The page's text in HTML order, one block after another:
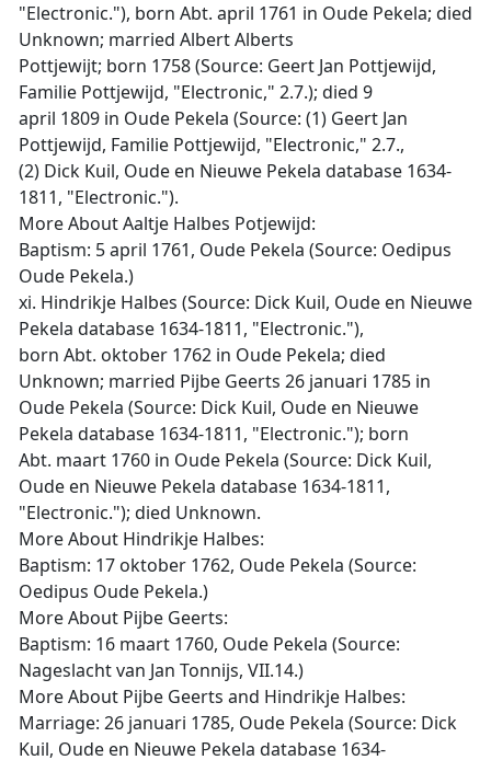
"Electronic."), born Abt. april 1761 in Oude Pekela; died
Unknown; married Albert Alberts
Pottjewijt; born 1758 (Source: Geert Jan Pottjewijd,
Familie Pottjewijd, "Electronic," 2.7.); died 9
april 1809 in Oude Pekela (Source: (1) Geert Jan
Pottjewijd, Familie Pottjewijd, "Electronic," 2.7.,
(2) Dick Kuil, Oude en Nieuwe Pekela database 1634-
1811, "Electronic.").
More About Aaltje Halbes Potjewijd:
Baptism: 5 april 1761, Oude Pekela (Source: Oedipus
Oude Pekela.)
xi. Hindrikje Halbes (Source: Dick Kuil, Oude en Nieuwe
Pekela database 1634-1811, "Electronic."),
born Abt. oktober 1762 in Oude Pekela; died
Unknown; married Pijbe Geerts 26 januari 1785 in
Oude Pekela (Source: Dick Kuil, Oude en Nieuwe
Pekela database 1634-1811, "Electronic."); born
Abt. maart 1760 in Oude Pekela (Source: Dick Kuil,
Oude en Nieuwe Pekela database 1634-1811,
"Electronic."); died Unknown.
More About Hindrikje Halbes:
Baptism: 17 oktober 1762, Oude Pekela (Source:
Oedipus Oude Pekela.)
More About Pijbe Geerts:
Baptism: 16 maart 1760, Oude Pekela (Source:
Nageslacht van Jan Tonnijs, VII.14.)
More About Pijbe Geerts and Hindrikje Halbes:
Marriage: 26 januari 1785, Oude Pekela (Source: Dick
Kuil, Oude en Nieuwe Pekela database 1634-